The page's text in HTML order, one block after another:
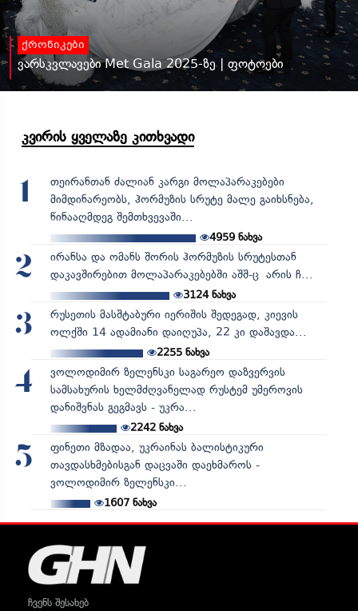
ქრონიკები
ვარსკვლავები Met Gala 2025-ზე | ფოტოები
კვირის ყველაზე კითხვადი
1
თეირანთან ძალიან კარგი მოლაპარაკებები
მიმდინარეობს, ჰორმუზის სრუტე მალე გაიხსნება,
წინააღმდეგ შემთხვევაში...
4959 ნახვა
2
ირანსა და ომანს შორის ჰორმუზის სრუტესთან
დაკავშირებით მოლაპარაკებებში აშშ-ც არის ჩ...
3124ნახვა
3
რუსეთის მასშტაბური იერიშის შედეგად, კიევის
ოლქში 14 ადამიანი დაიღუპა, 22 კი დაშავდა...
2255ნახვა
4
ვოლოდიმირ ზელენსკი საგარეო დაზვერვის
სამსახურის ხელმძღვანელად რუსტემ უმეროვის
დანიშვნას გეგმავს - უკრა...
2242ნახვა
5
ფინეთი მზადაა, უკრაინას ბალისტიკური
თავდასხმებისგან დაცვაში დაეხმაროს -
ვოლოდიმირ ზელენსკი...
1607ნახვა
ჩვენს შესახებ